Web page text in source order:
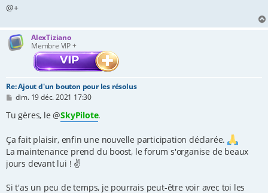
@+
AlexTiziano
Membre VIP +
Re: Ajout d'un bouton pour les résolus
M
s
g
dim. 19 déc. 2021 17:30
Tu gères, le @SkyPilote.
Ça fait plaisir, enfin une nouvelle participation déclarée.
La maintenance prend du boost, le forum s'organise de beaux
jours devant lui ! ✌
Si t'as un peu de temps, je pourrais peut-être voir avec toi les